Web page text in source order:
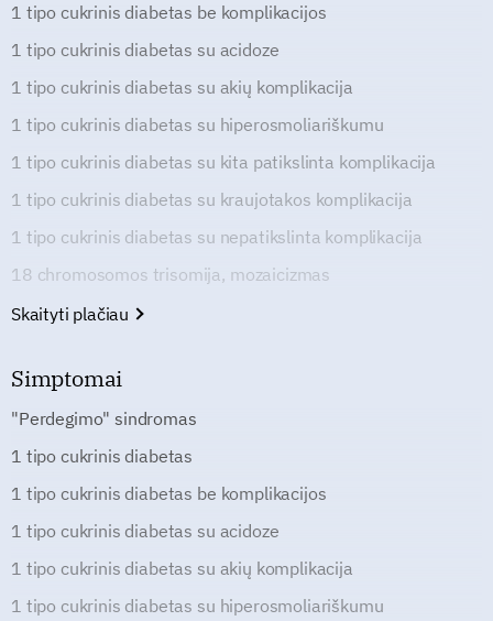
1 tipo cukrinis diabetas be komplikacijos
1 tipo cukrinis diabetas su acidoze
1 tipo cukrinis diabetas su akių komplikacija
1 tipo cukrinis diabetas su hiperosmoliariškumu
1 tipo cukrinis diabetas su kita patikslinta komplikacija
1 tipo cukrinis diabetas su kraujotakos komplikacija
1 tipo cukrinis diabetas su nepatikslinta komplikacija
18 chromosomos trisomija, mozaicizmas
Skaityti plačiau
Simptomai
"Perdegimo" sindromas
1 tipo cukrinis diabetas
1 tipo cukrinis diabetas be komplikacijos
1 tipo cukrinis diabetas su acidoze
1 tipo cukrinis diabetas su akių komplikacija
1 tipo cukrinis diabetas su hiperosmoliariškumu